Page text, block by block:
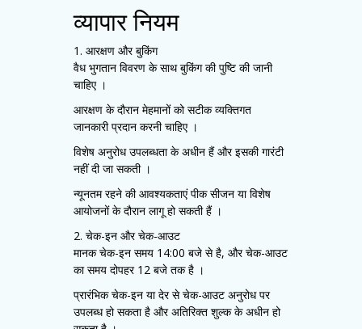
व्यापार नियम
1. आरक्षण और बुकिंग
वैध भुगतान विवरण के साथ बुकिंग की पुष्टि की जानी
चाहिए ।
आरक्षण के दौरान मेहमानों को सटीक व्यक्तिगत
जानकारी प्रदान करनी चाहिए ।
विशेष अनुरोध उपलब्धता के अधीन हैं और इसकी गारंटी
नहीं दी जा सकती ।
न्यूनतम रहने की आवश्यकताएं पीक सीजन या विशेष
आयोजनों के दौरान लागू हो सकती हैं ।
2. चेक-इन और चेक-आउट
मानक चेक-इन समय 14:00 बजे से है, और चेक-आउट
का समय दोपहर 12 बजे तक है ।
प्रारंभिक चेक-इन या देर से चेक-आउट अनुरोध पर
उपलब्ध हो सकता है और अतिरिक्त शुल्क के अधीन हो